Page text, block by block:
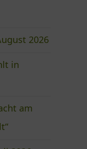
2026
in
am